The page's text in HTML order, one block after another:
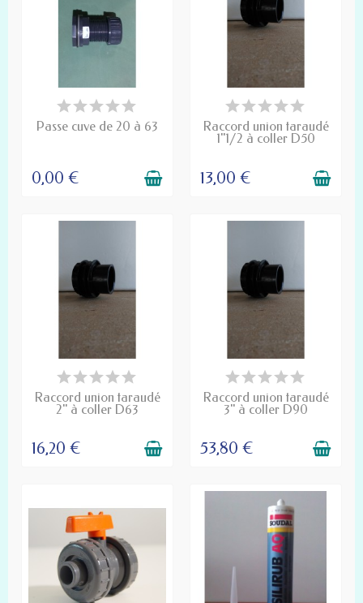
PRODUIT DISPONIBLE À LA
COMMANDE
Passe cuve de 20 à 63
0,00 €
PRODUIT DISPONIBLE À LA
COMMANDE
Raccord union taraudé
1"1/2 à coller D50
13,00 €
PRODUIT DISPONIBLE À LA
COMMANDE
Raccord union taraudé
2" à coller D63
16,20 €
PRODUIT DISPONIBLE À LA
COMMANDE
Raccord union taraudé
3" à coller D90
53,80 €